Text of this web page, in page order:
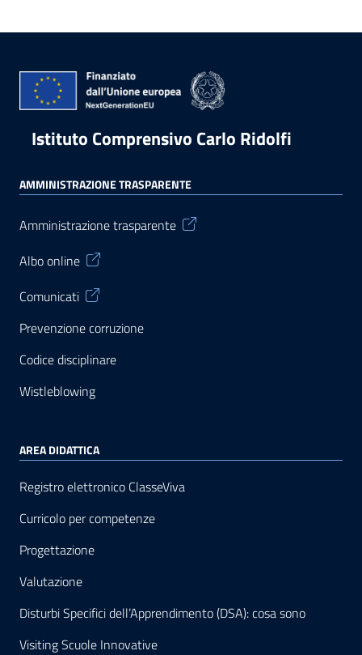
Istituto Comprensivo Carlo Ridolfi
AMMINISTRAZIONE TRASPARENTE
Amministrazione trasparente
Albo online
Comunicati
Prevenzione corruzione
Codice disciplinare
Wistleblowing
AREA DIDATTICA
Registro elettronico ClasseViva
Curricolo per competenze
Progettazione
Valutazione
Disturbi Specifici dell’Apprendimento (DSA): cosa sono
Visiting Scuole Innovative